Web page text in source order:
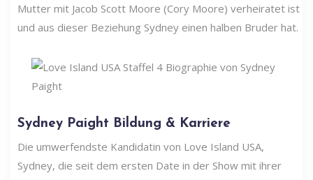
Mutter mit Jacob Scott Moore (Cory Moore) verheiratet ist
und aus dieser Beziehung Sydney einen halben Bruder hat.
Sydney Paight Bildung & Karriere
Die umwerfendste Kandidatin von Love Island USA,
Sydney, die seit dem ersten Date in der Show mit ihrer